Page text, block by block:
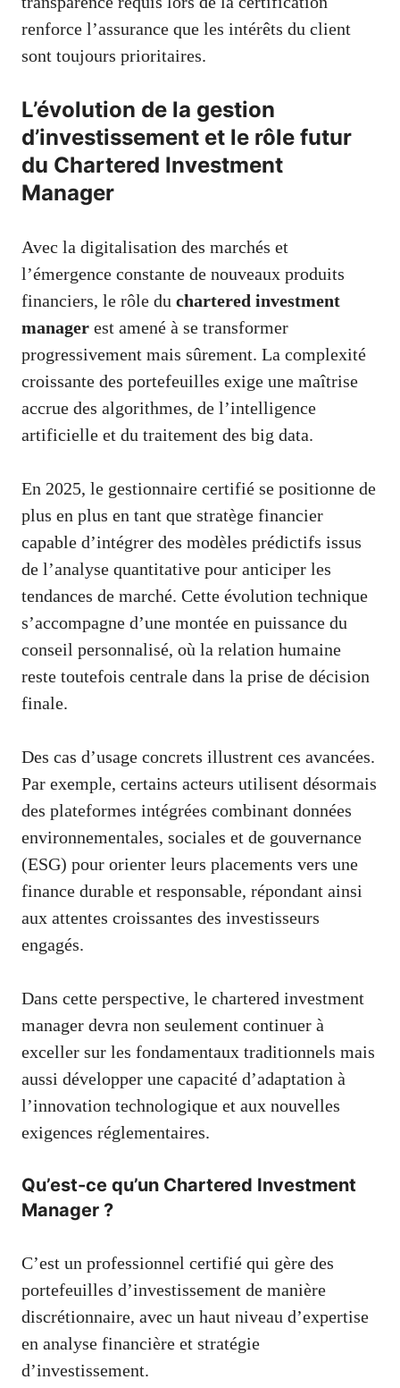
renforce l’assurance que les intérêts du client
sont toujours prioritaires.
L’évolution de la gestion
d’investissement et le rôle futur
du Chartered Investment
Manager
Avec la digitalisation des marchés et
l’émergence constante de nouveaux produits
financiers, le rôle du chartered investment
manager est amené à se transformer
progressivement mais sûrement. La complexité
croissante des portefeuilles exige une maîtrise
accrue des algorithmes, de l’intelligence
artificielle et du traitement des big data.
En 2025, le gestionnaire certifié se positionne de
plus en plus en tant que stratège financier
capable d’intégrer des modèles prédictifs issus
de l’analyse quantitative pour anticiper les
tendances de marché. Cette évolution technique
s’accompagne d’une montée en puissance du
conseil personnalisé, où la relation humaine
reste toutefois centrale dans la prise de décision
finale.
Des cas d’usage concrets illustrent ces avancées.
Par exemple, certains acteurs utilisent désormais
des plateformes intégrées combinant données
environnementales, sociales et de gouvernance
(ESG) pour orienter leurs placements vers une
finance durable et responsable, répondant ainsi
aux attentes croissantes des investisseurs
engagés.
Dans cette perspective, le chartered investment
manager devra non seulement continuer à
exceller sur les fondamentaux traditionnels mais
aussi développer une capacité d’adaptation à
l’innovation technologique et aux nouvelles
exigences réglementaires.
Qu’est-ce qu’un Chartered Investment
Manager ?
C’est un professionnel certifié qui gère des
portefeuilles d’investissement de manière
discrétionnaire, avec un haut niveau d’expertise
en analyse financière et stratégie
d’investissement.